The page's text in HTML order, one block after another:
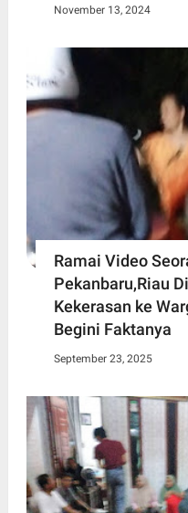
November 13, 2024
Ramai Video
Pekanbaru,Riau
Kekerasan ke
Begini Faktanya
September 23, 2025